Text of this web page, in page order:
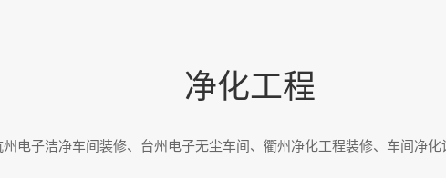
净化工程
电子洁净车间装修、台州电子无尘车间、衢州净化工程装修、车间净化